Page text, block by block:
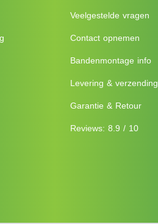
Veelgestelde vragen
Contact opnemen
Bandenmontage info
Levering & verzending
Garantie & Retour
Reviews: 8.9 / 10